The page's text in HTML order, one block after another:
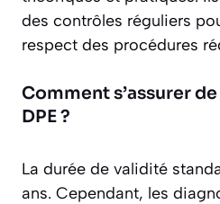
des contrôles réguliers
respect des procédures
Comment s’assurer
DPE ?
La durée de validité
ans. Cependant, les